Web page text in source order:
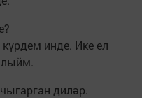
инде. Ике ел
диләр.